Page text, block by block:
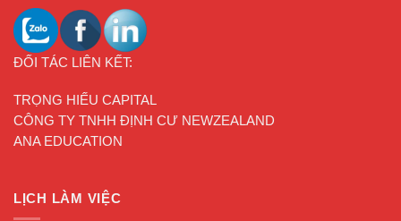
ĐỐI TÁC LIÊN KẾT:
TRỌNG HIẾU CAPITAL
CÔNG TY TNHH ĐỊNH CƯ NEWZEALAND
ANA EDUCATION
LỊCH LÀM VIỆC